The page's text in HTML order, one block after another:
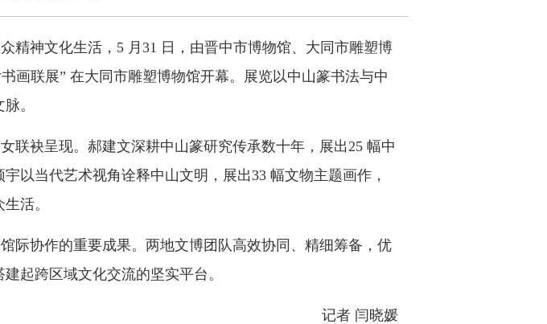
精神文化生活，5 月31 日，由晋中市博物馆、大同市雕塑博
联展” 在大同市雕塑博物馆开幕。展览以中山篆书法与中
。
联袂呈现。郝建文深耕中山篆研究传承数十年，展出25 幅中
以当代艺术视角诠释中山文明，展出33 幅文物主题画作，
活。
际协作的重要成果。两地文博团队高效协同、精细筹备，优
起跨区域文化交流的坚实平台。
记者 闫晓媛